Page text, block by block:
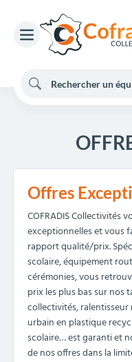
Offres
COFRADIS Collectivités
exceptionnelles et vous
rapport qualité/prix.
scolaire, équipement
cérémonies, vous
prix les plus bas sur nos
collectivités,
urbain en plastique
scolaire… est garanti et
de nos offres dans la